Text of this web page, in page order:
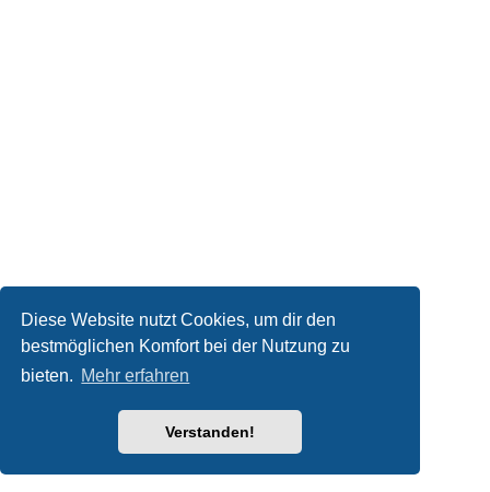
Diese Website nutzt Cookies, um dir den
bestmöglichen Komfort bei der Nutzung zu
bieten. Mehr erfahren
Verstanden!